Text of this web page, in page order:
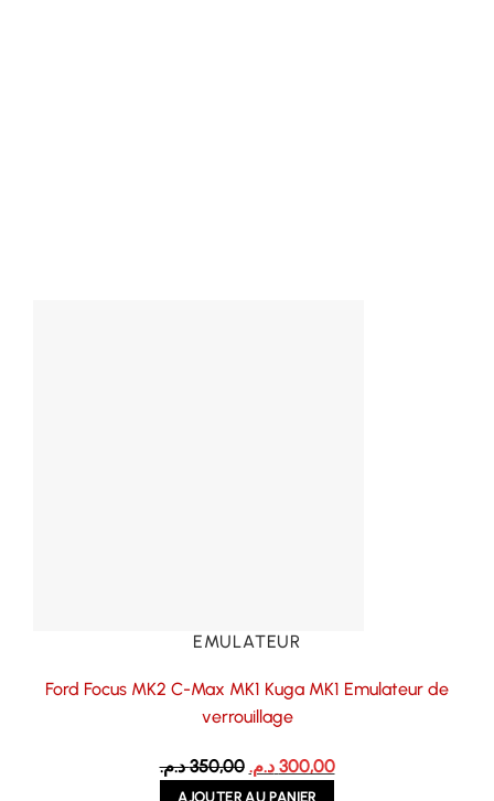
EMULATEUR
Ford Focus MK2 C-Max MK1 Kuga MK1 Emulateur de
verrouillage
350,00 د.م.
Le
prix
300,00 د.م.
Le
AJOUTER AU PANIER